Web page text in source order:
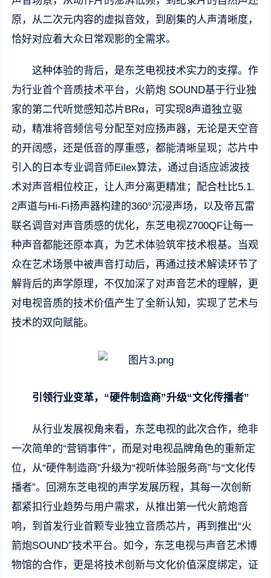
原，从二次元内容的虚拟音效，到剧集的人声清晰度，
恰好对应着大众日常观影的全需求。
这种体验的背后，是东芝电视技术实力的支撑。作
为行业首个音质技术平台，火箭炮 SOUND基于行业独
家的第二代听觉感知芯片BRα，可实现8声道独立驱
动，精准将音频信号分配至对应扬声器，无论是天空音
的开阔感，还是低音的厚重感，都能清晰呈现；芯片中
引入的日本专业调音师Eilex算法，通过自适应滤波技
术对声音相位校正，让人声分离更精准；配合杜比5.1.
2声道与Hi-Fi扬声器构建的360°沉浸声场，以及帝瓦雷
联名调音对声音质感的优化，东芝电视Z700QF让每一
种声音都能还原本真，为艺术体验筑牢技术根基。当观
众在艺术场景中被声音打动后，再通过技术解读环节了
解背后的声学原理，不仅加深了对声音艺术的理解，更
对电视音质的技术价值产生了全新认知，实现了艺术与
技术的双向赋能。
引领行业变革，“硬件制造商”升级“文化传播者”
从行业发展视角来看，东芝电视的此次合作，绝非
一次简单的“营销事件”，而是对电视品牌角色的重新定
位，从“硬件制造商”升级为“视听体验服务商”与“文化传
播者”。回溯东芝电视的声学发展历程，其每一次创新
都紧扣行业趋势与用户需求，从推出第一代火箭炮音
响，到首发行业首颗专业独立音质芯片，再到推出“火
箭炮SOUND”技术平台。如今，东芝电视与声音艺术博
物馆的合作，更是将技术创新与文化价值深度绑定，证